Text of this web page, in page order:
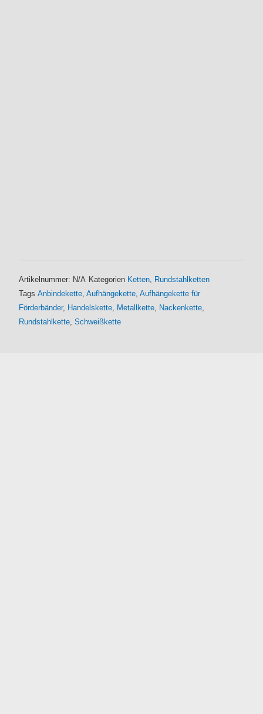
Artikelnummer: N/A Kategorien Ketten, Rundstahlketten
Tags Anbindekette,Aufhängekette,Aufhängekette für
Förderbänder, Handelskette, Metallkette, Nackenkette,
Rundstahlkette,Schweißkette